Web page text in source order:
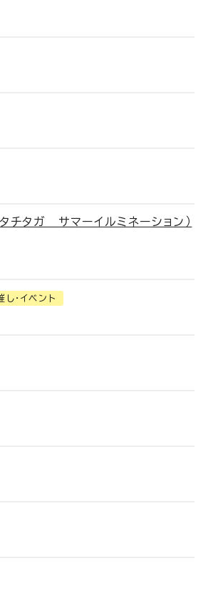
ガ サマーイルミネーション）
し・イベント